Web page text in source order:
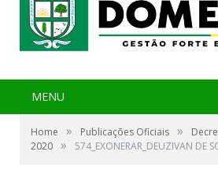
MENU
Home » Publicações Oficiais »
2020 » 574_EXONERAR_DEUZIVAN DE